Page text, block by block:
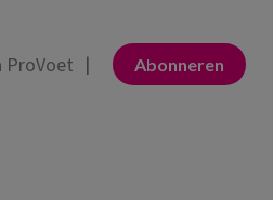
Abonneren
ProVoet